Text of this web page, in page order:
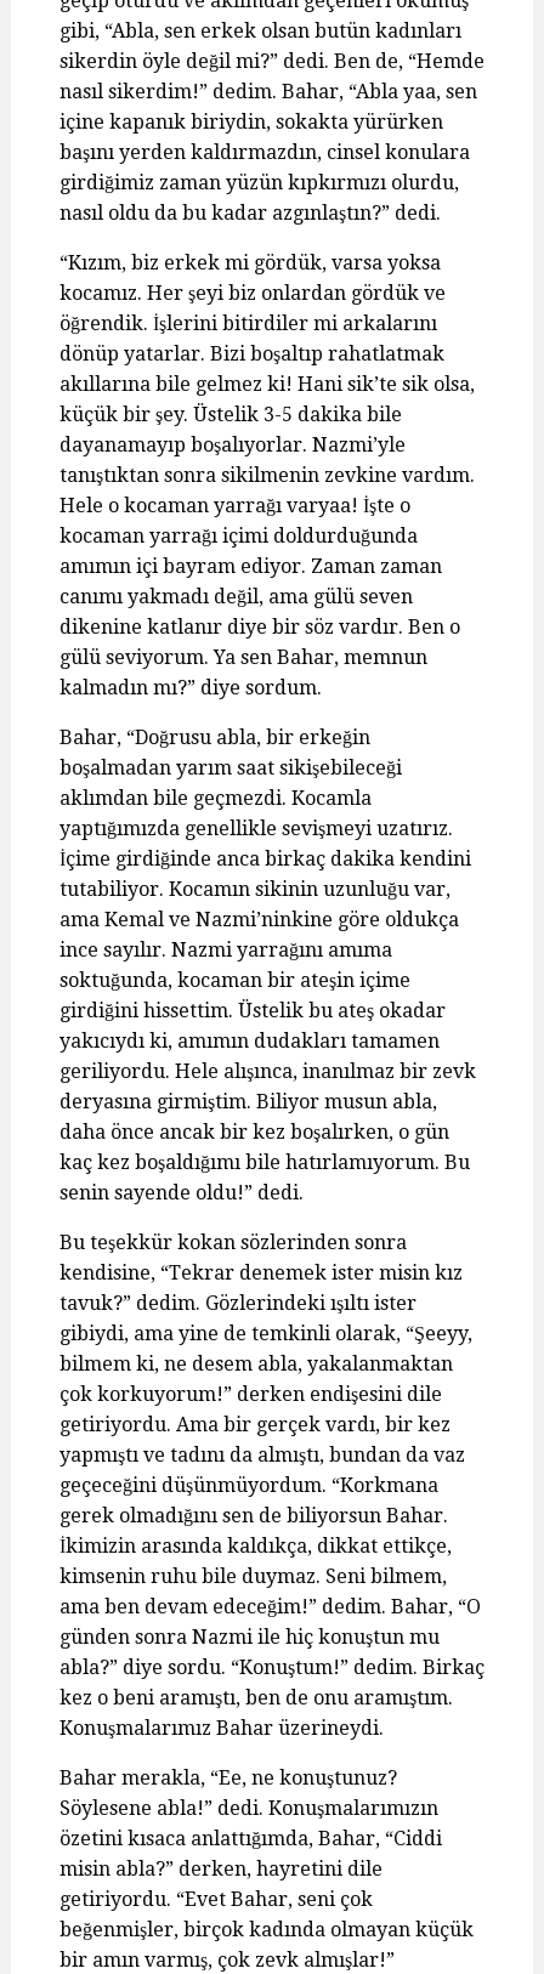
gibi, “Abla, sen erkek olsan butün kadınları
sikerdin öyle değil mi?” dedi. Ben de, “Hemde
nasıl sikerdim!” dedim. Bahar, “Abla yaa, sen
içine kapanık biriydin, sokakta yürürken
başını yerden kaldırmazdın, cinsel konulara
girdiğimiz zaman yüzün kıpkırmızı olurdu,
nasıl oldu da bu kadar azgınlaştın?” dedi.
“Kızım, biz erkek mi gördük, varsa yoksa
kocamız. Her şeyi biz onlardan gördük ve
öğrendik. İşlerini bitirdiler mi arkalarını
dönüp yatarlar. Bizi boşaltıp rahatlatmak
akıllarına bile gelmez ki! Hani sik’te sik olsa,
küçük bir şey. Üstelik 3-5 dakika bile
dayanamayıp boşalıyorlar. Nazmi’yle
tanıştıktan sonra sikilmenin zevkine vardım.
Hele o kocaman yarrağı varyaa! İşte o
kocaman yarrağı içimi doldurduğunda
amımın içi bayram ediyor. Zaman zaman
canımı yakmadı değil, ama gülü seven
dikenine katlanır diye bir söz vardır. Ben o
gülü seviyorum. Ya sen Bahar, memnun
kalmadın mı?” diye sordum.
Bahar, “Doğrusu abla, bir erkeğin
boşalmadan yarım saat sikişebileceği
aklımdan bile geçmezdi. Kocamla
yaptığımızda genellikle sevişmeyi uzatırız.
İçime girdiğinde anca birkaç dakika kendini
tutabiliyor. Kocamın sikinin uzunluğu var,
ama Kemal ve Nazmi’ninkine göre oldukça
ince sayılır. Nazmi yarrağını amıma
soktuğunda, kocaman bir ateşin içime
girdiğini hissettim. Üstelik bu ateş okadar
yakıcıydı ki, amımın dudakları tamamen
geriliyordu. Hele alışınca, inanılmaz bir zevk
deryasına girmiştim. Biliyor musun abla,
daha önce ancak bir kez boşalırken, o gün
kaç kez boşaldığımı bile hatırlamıyorum. Bu
senin sayende oldu!” dedi.
Bu teşekkür kokan sözlerinden sonra
kendisine, “Tekrar denemek ister misin kız
tavuk?” dedim. Gözlerindeki ışıltı ister
gibiydi, ama yine de temkinli olarak, “Şeeyy,
bilmem ki, ne desem abla, yakalanmaktan
çok korkuyorum!” derken endişesini dile
getiriyordu. Ama bir gerçek vardı, bir kez
yapmıştı ve tadını da almıştı, bundan da vaz
geçeceğini düşünmüyordum. “Korkmana
gerek olmadığını sen de biliyorsun Bahar.
İkimizin arasında kaldıkça, dikkat ettikçe,
kimsenin ruhu bile duymaz. Seni bilmem,
ama ben devam edeceğim!” dedim. Bahar, “O
günden sonra Nazmi ile hiç konuştun mu
abla?” diye sordu. “Konuştum!” dedim. Birkaç
kez o beni aramıştı, ben de onu aramıştım.
Konuşmalarımız Bahar üzerineydi.
Bahar merakla, “Ee, ne konuştunuz?
Söylesene abla!” dedi. Konuşmalarımızın
özetini kısaca anlattığımda, Bahar, “Ciddi
misin abla?” derken, hayretini dile
getiriyordu. “Evet Bahar, seni çok
beğenmişler, birçok kadında olmayan küçük
bir amın varmış, çok zevk almışlar!”